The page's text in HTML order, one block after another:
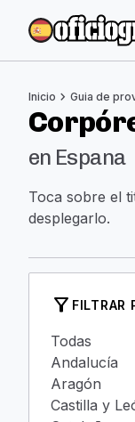
Inicio chevron_right Guia de
en Espana
Toca sobre el
desplegarlo.
filter_alt FILTRAR
Todas
Andalucía
Aragón
Castilla y